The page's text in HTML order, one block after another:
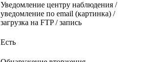
Уведомление центру наблюдения /
уведомление по email (картинка) /
загрузка на FTP / запись
Есть